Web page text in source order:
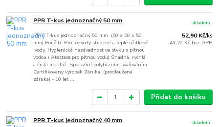
PPR T-kus jednoznačný 50 mm
PPR T-kus jednoznačný 50 mm (50 x 50 x 50
mm) Použití: Pro rozvody studené a teplé užitkové
vody. Hygienická nezávadnost ve styku s pitnou
vodou ( Atestace pro pitnou vodu) Snadná, rychlá
a čistá montáž. Spojování polyfúzním svařováním.
Certifikovaný výrobek Záruka: (prodloužená
záruka) - 10 let ...
52,90 Kč/ks
43,72 Kč bez DPH
skladem
Přidat do košíku
PPR T-kus jednoznačný 40 mm skladem